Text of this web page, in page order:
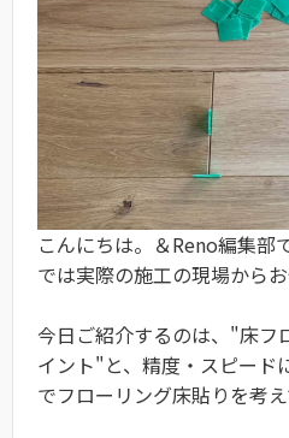
こんにちは。＆Reno編集部
では実際の施工の現場からお
今日ご紹介するのは、"床フ
イント"と、精度・スピード
でフローリング床貼りを考